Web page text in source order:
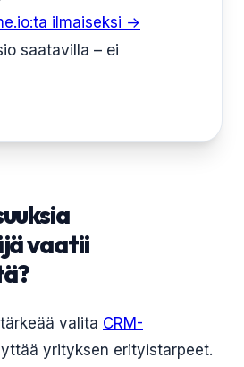
ilmaiseksi →
saatavilla – ei
vaatii
valita CRM-
yrityksen erityistarpeet.